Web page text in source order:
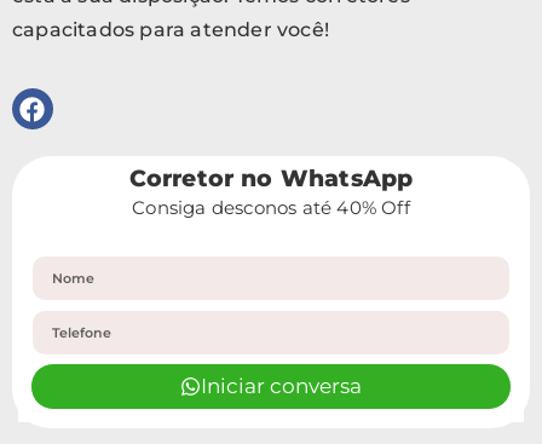
capacitados para atender você!
Iniciar conversa
Corretor no WhatsApp
Consiga desconos até 40% Off